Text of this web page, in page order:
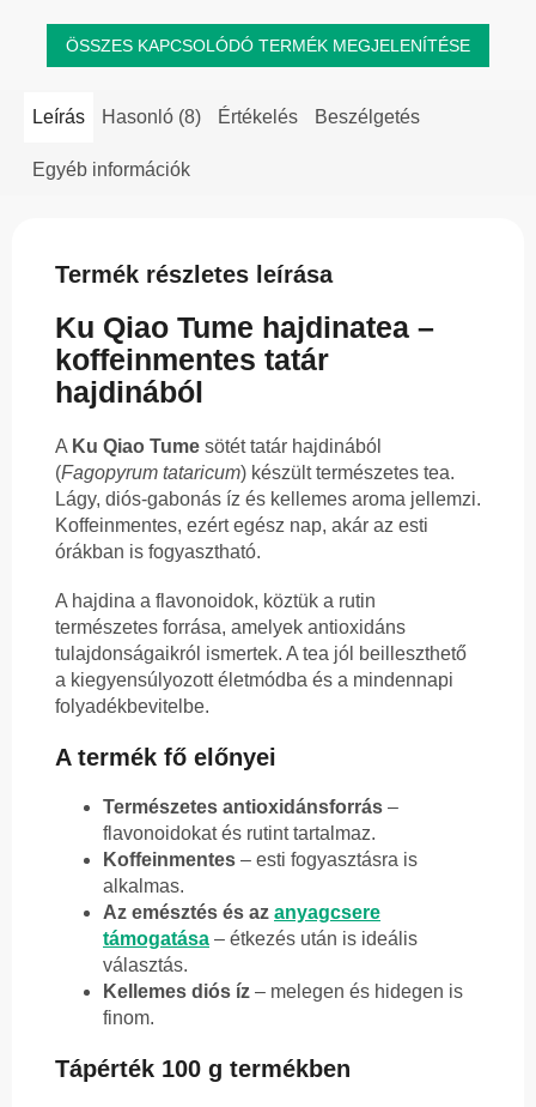
ÖSSZES KAPCSOLÓDÓ TERMÉK MEGJELENÍTÉSE
Leírás Hasonló (8) Értékelés Beszélgetés
Egyéb információk
Termék részletes leírása
Ku Qiao Tume hajdinatea –
koffeinmentes tatár
hajdinából
A Ku Qiao Tume sötét tatár hajdinából
(Fagopyrum tataricum) készült természetes tea.
Lágy, diós-gabonás íz és kellemes aroma jellemzi.
Koffeinmentes, ezért egész nap, akár az esti
órákban is fogyasztható.
A hajdina a flavonoidok, köztük a rutin
természetes forrása, amelyek antioxidáns
tulajdonságaikról ismertek. A tea jól beilleszthető
a kiegyensúlyozott életmódba és a mindennapi
folyadékbevitelbe.
A termék fő előnyei
Természetes antioxidánsforrás –
flavonoidokat és rutint tartalmaz.
Koffeinmentes – esti fogyasztásra is
alkalmas.
Az emésztés és az anyagcsere
támogatása – étkezés után is ideális
választás.
Kellemes diós íz – melegen és hidegen is
finom.
Tápérték 100 g termékben